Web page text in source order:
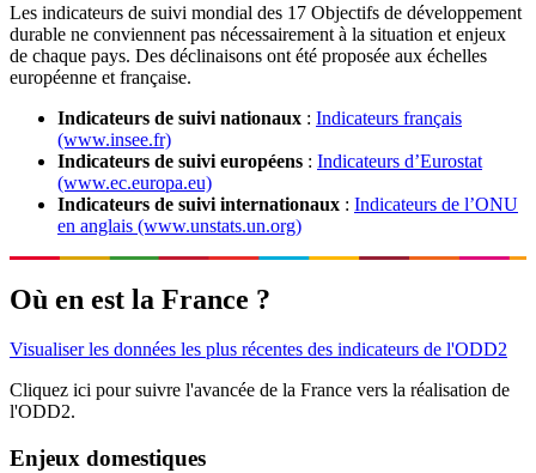
Les indicateurs de suivi mondial des 17 Objectifs de développement
durable ne conviennent pas nécessairement à la situation et enjeux
de chaque pays. Des déclinaisons ont été proposée aux échelles
européenne et française.
Indicateurs de suivi nationaux : Indicateurs français
(www.insee.fr)
Indicateurs de suivi européens : Indicateurs d’Eurostat
(www.ec.europa.eu)
Indicateurs de suivi internationaux : Indicateurs de l’ONU
en anglais (www.unstats.un.org)
Où en est la France ?
Visualiser les données les plus récentes des indicateurs de l'ODD2
Cliquez ici pour suivre l'avancée de la France vers la réalisation de
l'ODD2.
Enjeux domestiques